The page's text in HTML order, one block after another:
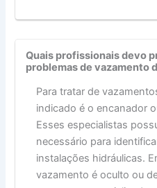
Quais profissionais devo
problemas de vazamento
Para tratar de
indicado é o encanador
Esses especialistas
necessário para
instalações hidráulicas.
vazamento é oculto ou